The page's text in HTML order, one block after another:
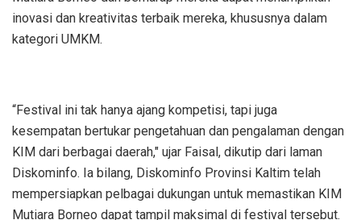
inovasi dan kreativitas terbaik mereka, khususnya dalam
kategori UMKM.
“Festival ini tak hanya ajang kompetisi, tapi juga
kesempatan bertukar pengetahuan dan pengalaman dengan
KIM dari berbagai daerah," ujar Faisal, dikutip dari laman
Diskominfo. Ia bilang, Diskominfo Provinsi Kaltim telah
mempersiapkan pelbagai dukungan untuk memastikan KIM
Mutiara Borneo dapat tampil maksimal di festival tersebut.